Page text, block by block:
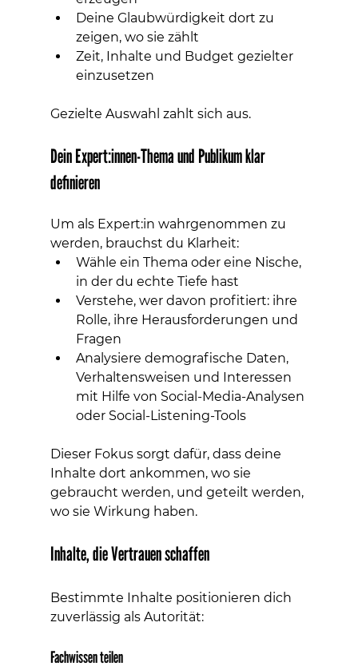
Deine Glaubwürdigkeit dort zu
zeigen, wo sie zählt
Zeit, Inhalte und Budget gezielter
einzusetzen
Gezielte Auswahl zahlt sich aus.
Dein Expert:innen-Thema und Publikum klar
definieren
Um als Expert:in wahrgenommen zu
werden, brauchst du Klarheit:
Wähle ein Thema oder eine Nische,
in der du echte Tiefe hast
Verstehe, wer davon profitiert: ihre
Rolle, ihre Herausforderungen und
Fragen
Analysiere demografische Daten,
Verhaltensweisen und Interessen
mit Hilfe von Social-Media-Analysen
oder Social-Listening-Tools
Dieser Fokus sorgt dafür, dass deine
Inhalte dort ankommen, wo sie
gebraucht werden, und geteilt werden,
wo sie Wirkung haben.
Inhalte, die Vertrauen schaffen
Bestimmte Inhalte positionieren dich
zuverlässig als Autorität:
Fachwissen teilen